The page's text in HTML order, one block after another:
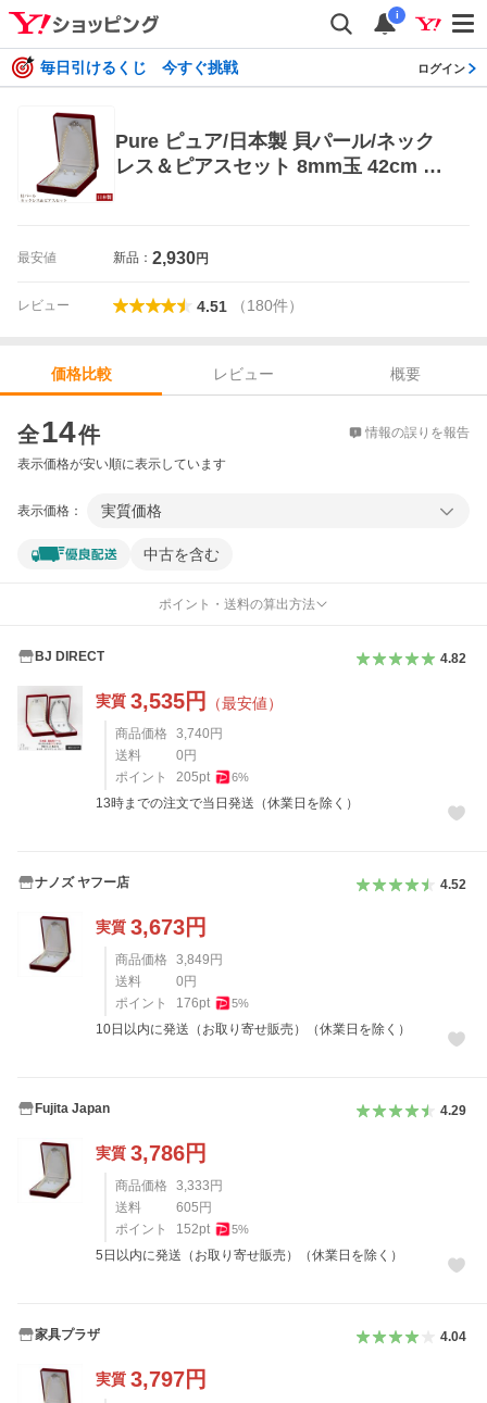
i
毎日引けるくじ 今すぐ挑戦 ログイン
Pure ピュア/日本製 貝パール/ネック
レス＆ピアスセット 8mm玉 42cm 慶
最安値 新品： 2,930円
レビュー 4.51 （180件）
価格比較 レビュー
概要
全14件 情報の誤りを報告
表示価格が安い順に表示しています
表示価格： 実質価格
中古を含む
ポイント・送料の算出方法
BJ DIRECT 4.82
実質 3,535円 （最安値）
商品価格 3,740 円
送料
0 円
ポイント
205pt 6%
13時までの注文で当日発送（休業日を除く）
ナノズ ヤフー店 4.52
実質 3,673円
商品価格 3,849 円
送料
0 円
ポイント
176pt 5%
10日以内に発送（お取り寄せ販売）（休業日を除く）
Fujita Japan 4.29
実質 3,786円
商品価格 3,333 円
送料
605 円
ポイント
152pt 5%
5日以内に発送（お取り寄せ販売）（休業日を除く）
家具プラザ 4.04
実質 3,797円